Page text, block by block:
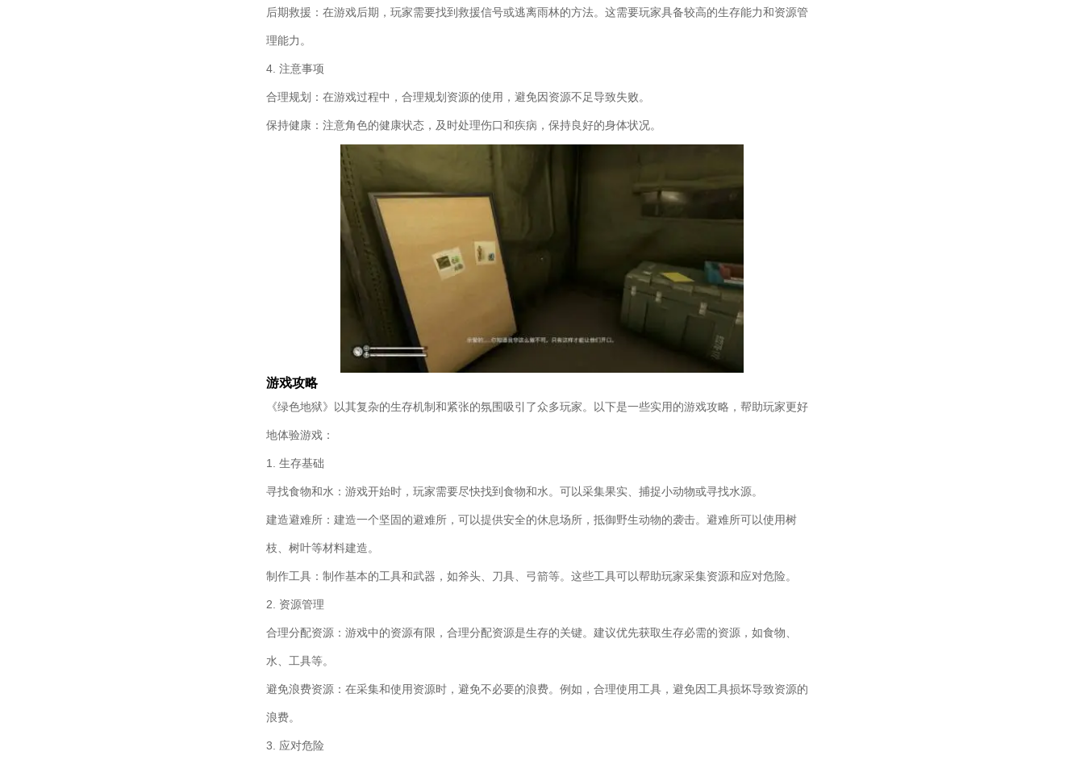
后期救援：在游戏后期，玩家需要找到救援信号或逃离雨林的方法。这需要玩家具备较高的生存能力和资源管
理能力。
4. 注意事项
合理规划：在游戏过程中，合理规划资源的使用，避免因资源不足导致失败。
保持健康：注意角色的健康状态，及时处理伤口和疾病，保持良好的身体状况。
游戏攻略
《绿色地狱》以其复杂的生存机制和紧张的氛围吸引了众多玩家。以下是一些实用的游戏攻略，帮助玩家更好
地体验游戏：
1. 生存基础
寻找食物和水：游戏开始时，玩家需要尽快找到食物和水。可以采集果实、捕捉小动物或寻找水源。
建造避难所：建造一个坚固的避难所，可以提供安全的休息场所，抵御野生动物的袭击。避难所可以使用树
枝、树叶等材料建造。
制作工具：制作基本的工具和武器，如斧头、刀具、弓箭等。这些工具可以帮助玩家采集资源和应对危险。
2. 资源管理
合理分配资源：游戏中的资源有限，合理分配资源是生存的关键。建议优先获取生存必需的资源，如食物、
水、工具等。
避免浪费资源：在采集和使用资源时，避免不必要的浪费。例如，合理使用工具，避免因工具损坏导致资源的
浪费。
3. 应对危险